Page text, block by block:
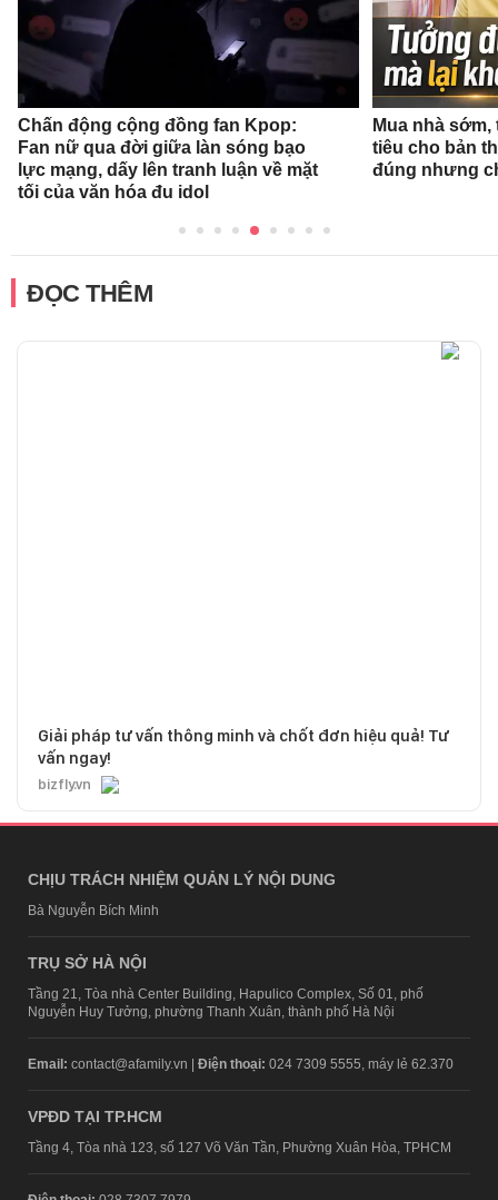
Chấn động cộng đồng fan Kpop:
Fan nữ qua đời giữa làn sóng bạo
lực mạng, dấy lên tranh luận về mặt
tối của văn hóa đu idol
Mua nhà
tiêu cho bản
đúng nhưng
ĐỌC THÊM
Giải pháp tư vấn thông minh và chốt đơn hiệu quả! Tư
vấn ngay!
bizfly.vn
CHỊU TRÁCH NHIỆM QUẢN LÝ NỘI DUNG
Bà Nguyễn Bích Minh
TRỤ SỞ HÀ NỘI
Tầng 21, Tòa nhà Center Building, Hapulico Complex, Số 01, phố
Nguyễn Huy Tưởng, phường Thanh Xuân, thành phố Hà Nội
Email: contact@afamily.vn | Điện thoại: 024 7309 5555, máy lẻ 62.370
VPĐD TẠI TP.HCM
Tầng 4, Tòa nhà 123, số 127 Võ Văn Tần, Phường Xuân Hòa, TPHCM